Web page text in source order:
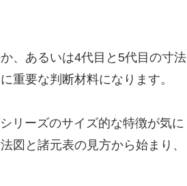
、あるいは4代目と5代目の寸法
重要な判断材料になります。
リーズのサイズ的な特徴が気に
図と諸元表の見方から始まり、